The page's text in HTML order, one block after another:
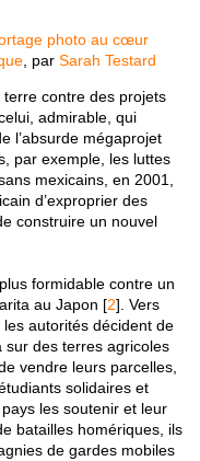
photo au cœur
, par Sarah Testard
contre des projets
admirable, qui
l’absurde mégaprojet
par exemple, les luttes
mexicains, en 2001,
d’exproprier des
construire un nouvel
formidable contre un
au Japon [2]. Vers
autorités décident de
sur des terres agricoles
vendre leurs parcelles,
solidaires et
les soutenir et leur
batailles homériques, ils
de gardes mobiles